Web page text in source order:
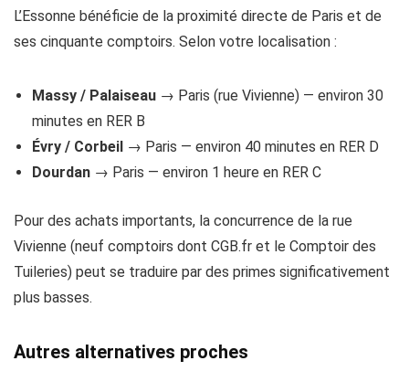
L’Essonne bénéficie de la proximité directe de Paris et de
ses cinquante comptoirs. Selon votre localisation :
Massy / Palaiseau → Paris (rue Vivienne) — environ 30
minutes en RER B
Évry / Corbeil → Paris — environ 40 minutes en RER D
Dourdan → Paris — environ 1 heure en RER C
Pour des achats importants, la concurrence de la rue
Vivienne (neuf comptoirs dont CGB.fr et le Comptoir des
Tuileries) peut se traduire par des primes significativement
plus basses.
Autres alternatives proches